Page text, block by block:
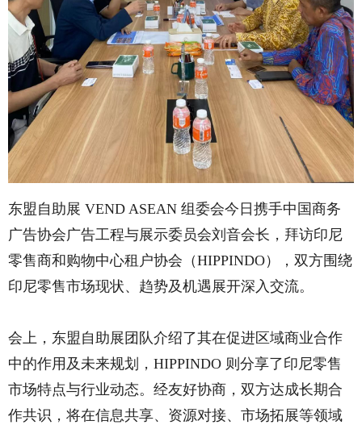
东盟自助展 VEND ASEAN 组委会今日携手中国商务
广告协会广告工程与展示委员会刘音会长，拜访印尼
零售商和购物中心租户协会（HIPPINDO），双方围绕
印尼零售市场现状、趋势及机遇展开深入交流。
会上，东盟自助展团队介绍了其在促进区域商业合作
中的作用及未来规划，HIPPINDO 则分享了印尼零售
市场特点与行业动态。经友好协商，双方达成长期合
作共识，将在信息共享、资源对接、市场拓展等领域